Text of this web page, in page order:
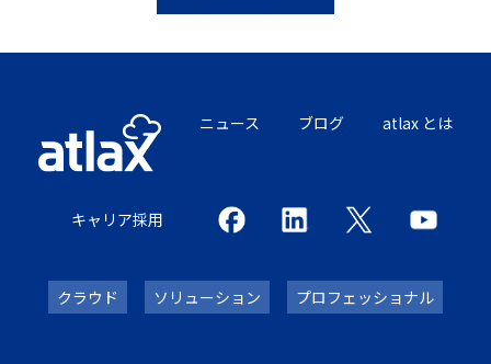
ニュース ブログ atlax とは
キャリア採用
クラウド ソリューション プロフェッショナル